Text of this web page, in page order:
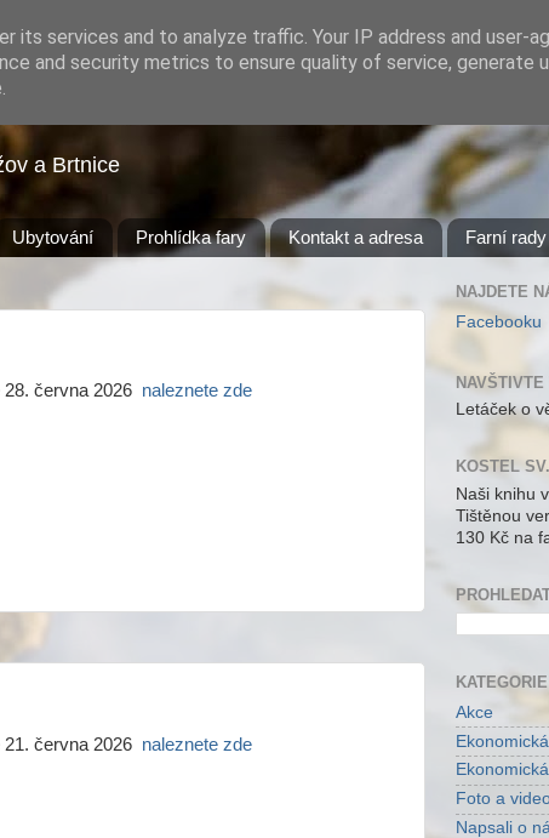
a Brtnice
Ubytování Prohlídka fary Kontakt a adresa Farní rady
června 2026 naleznete zde
června 2026 naleznete zde
NAJDETE
Facebooku
Letáček o
KOSTEL
Naši knihu
Tištěnou
130 Kč na
KATEGORIE
Akce
Foto a
Napsali o
its services and to analyze traffic. Your IP address and user-
and security metrics to ensure quality of service, generate